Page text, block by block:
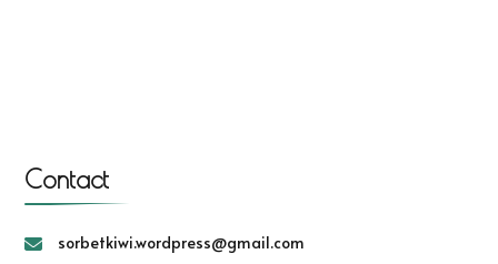
Contact
sorbetkiwi.wordpress@gmail.com